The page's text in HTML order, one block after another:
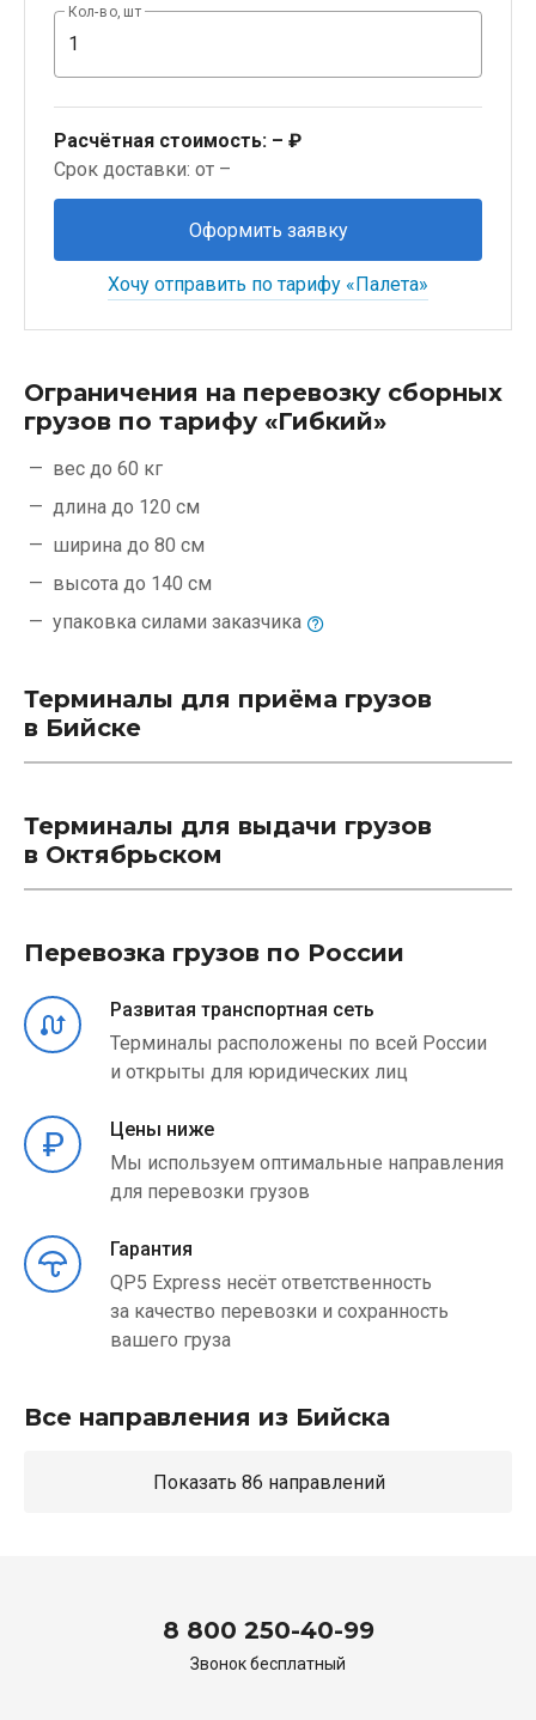
Кол-во, шт
Расчётная стоимость: – ₽
Срок доставки: от –
Оформить заявку
Хочу отправить по тарифу «Палета»
Ограничения на перевозку сборных
грузов по тарифу «Гибкий»
вес до 60 кг
длина до 120 см
ширина до 80 см
высота до 140 см
упаковка силами заказчика
Терминалы для приёма грузов
в Бийске
Терминалы для выдачи грузов
в Октябрьском
Перевозка грузов по России
Развитая транспортная сеть
Терминалы расположены по всей России
и открыты для юридических лиц
Цены ниже
Мы используем оптимальные направления
для перевозки грузов
Гарантия
QP5 Express несёт ответственность
за качество перевозки и сохранность
вашего груза
Все направления из Бийска
Показать 86 направлений
8 800 250-40-99
Звонок бесплатный